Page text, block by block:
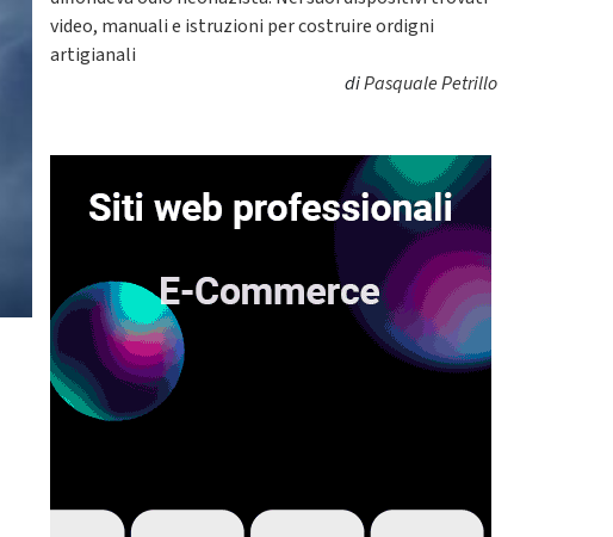
video, manuali e istruzioni per costruire ordigni
artigianali
diPasquale Petrillo